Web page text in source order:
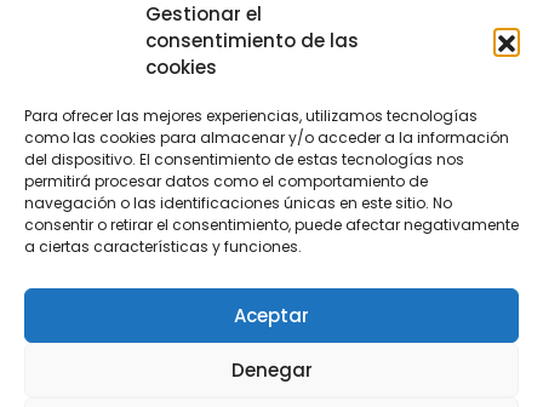
Gestionar el
consentimiento de las
cookies
Para ofrecer las mejores experiencias, utilizamos tecnologías
como las cookies para almacenar y/o acceder a la información
del dispositivo. El consentimiento de estas tecnologías nos
permitirá procesar datos como el comportamiento de
navegación o las identificaciones únicas en este sitio. No
consentir o retirar el consentimiento, puede afectar negativamente
a ciertas características y funciones.
Aceptar
Denegar